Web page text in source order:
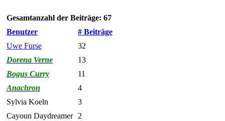
Gesamtanzahl der Beiträge: 67
Benutzer
# Beiträge
Uwe Furse
32
Dorena Verne
13
Bogus Curry
11
Anachron
4
Sylvia Koeln
3
Cayoun Daydreamer
2